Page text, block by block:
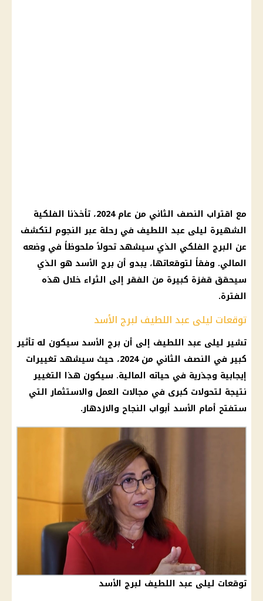
مع اقتراب النصف الثاني من عام 2024، تأخذنا
الفلكية
الشهيرة ليلى عبد اللطيف في رحلة عبر النجوم لتكشف
عن البرج الفلكي الذي سيشهد تحولاً ملحوظاً في وضعه
المالي. وفقاً لتوقعاتها، يبدو أن برج الأسد هو الذي
سيحقق قفزة كبيرة من الفقر إلى الثراء خلال هذه
الفترة.
توقعات ليلى عبد اللطيف لبرج الأسد
تشيرليلى عبد اللطيف إلى أن برج الأسد سيكون له تأثير
كبير في النصف الثاني من 2024، حيث سيشهد تغييرات
إيجابية وجذرية في حياته المالية. سيكون هذا التغيير
نتيجة لتحولات كبرى في مجالات العمل والاستثمار التي
ستفتح أمام الأسد أبواب النجاح والازدهار.
توقعات ليلى عبد اللطيف لبرج الأسد